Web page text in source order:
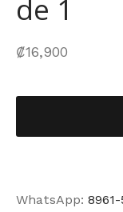
de 1
₡16,900
WhatsApp: